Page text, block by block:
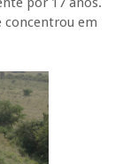
concentrou em